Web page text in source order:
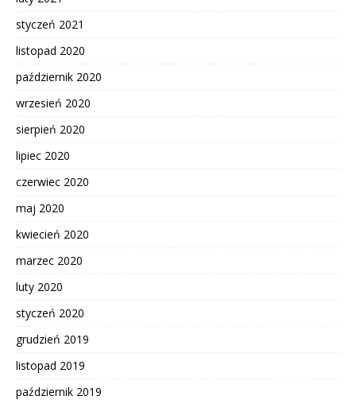
styczeń 2021
listopad 2020
październik 2020
wrzesień 2020
sierpień 2020
lipiec 2020
czerwiec 2020
maj 2020
kwiecień 2020
marzec 2020
luty 2020
styczeń 2020
grudzień 2019
listopad 2019
październik 2019